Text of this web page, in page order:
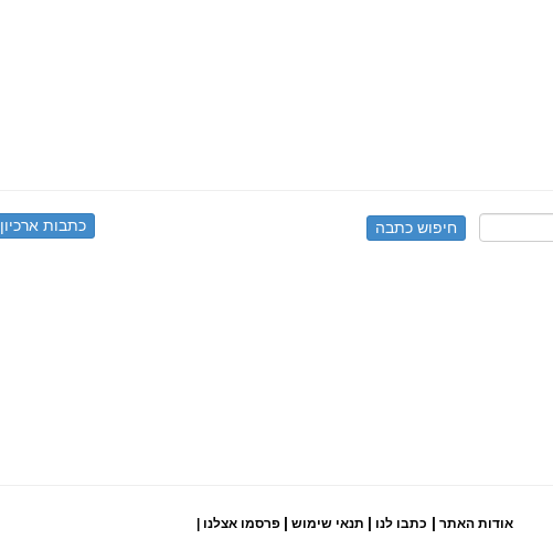
כתבות ארכיון
אודות האתר | כתבו לנו | תנאי שימוש | פרסמו אצלנו